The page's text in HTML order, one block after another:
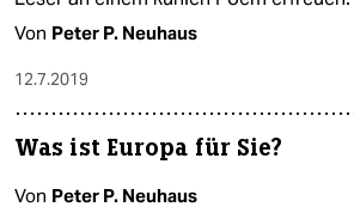
Von Peter P. Neuhaus
12.7.2019
Was ist Europa für Sie?
Von Peter P. Neuhaus